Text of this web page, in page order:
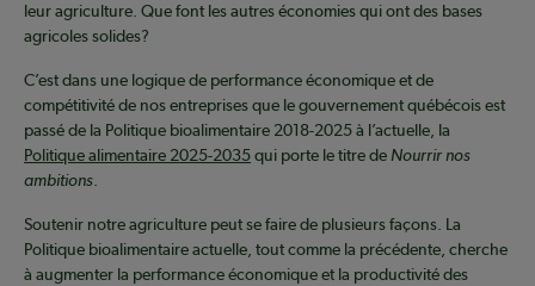
leur agriculture. Que font les autres économies qui ont des bases
agricoles solides?
C’est dans une logique de performance économique et de
compétitivité de nos entreprises que le gouvernement québécois est
passé de la Politique bioalimentaire 2018-2025 à l’actuelle, la
Politique alimentaire 2025-2035qui porte le titre de Nourrir nos
ambitions.
Soutenir notre agriculture peut se faire de plusieurs façons. La
Politique bioalimentaire actuelle, tout comme la précédente, cherche
à augmenter la performance économique et la productivité des